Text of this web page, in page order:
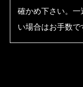
確かめ下さい。
い場合はお手数で